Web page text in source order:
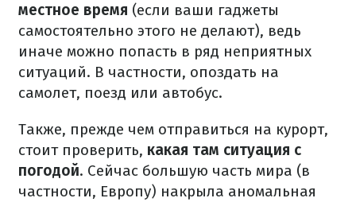
местное время (если ваши гаджеты
самостоятельно этого не делают), ведь
иначе можно попасть в ряд неприятных
ситуаций. В частности, опоздать на
самолет, поезд или автобус.
Также, прежде чем отправиться на курорт,
стоит проверить, какая там ситуация с
погодой. Сейчас большую часть мира (в
частности, Европу) накрыла аномальная